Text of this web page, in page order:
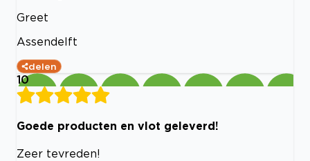
Greet
Assendelft
delen
10
Goede producten en vlot geleverd!
Zeer tevreden!